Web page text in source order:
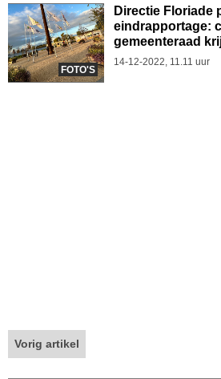
FOTO'S
Directie Floriade
eindrapportage:
gemeenteraad
14-12-2022, 11.11 uur
Vorig artikel